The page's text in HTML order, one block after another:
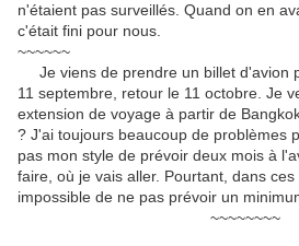
n'étaient pas surveillés. Quand on en
c'était fini pour nous.
~~~~~~
Je viens de prendre un billet d'avion
11 septembre, retour le 11 octobre. Je
extension de voyage à partir de
? J'ai toujours beaucoup de problèmes
pas mon style de prévoir deux mois à
faire, où je vais aller. Pourtant, dans
impossible de ne pas prévoir un
~~~~~~~~